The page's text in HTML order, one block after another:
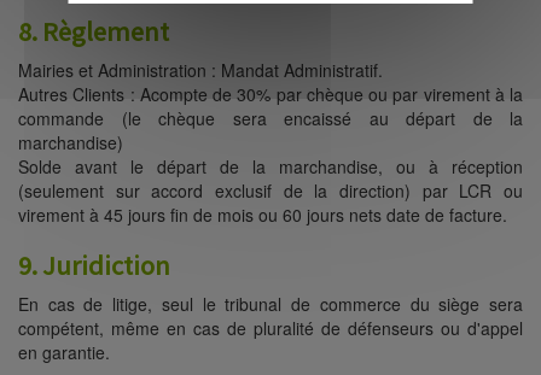
8. Règlement
Mairies et Administration : Mandat Administratif.
Autres Clients : Acompte de 30% par chèque ou par virement à la
commande (le chèque sera encaissé au départ de la
marchandise)
Solde avant le départ de la marchandise, ou à réception
(seulement sur accord exclusif de la direction) par LCR ou
virement à 45 jours fin de mois ou 60 jours nets date de facture.
9. Juridiction
En cas de litige, seul le tribunal de commerce du siège sera
compétent, même en cas de pluralité de défenseurs ou d'appel
en garantie.